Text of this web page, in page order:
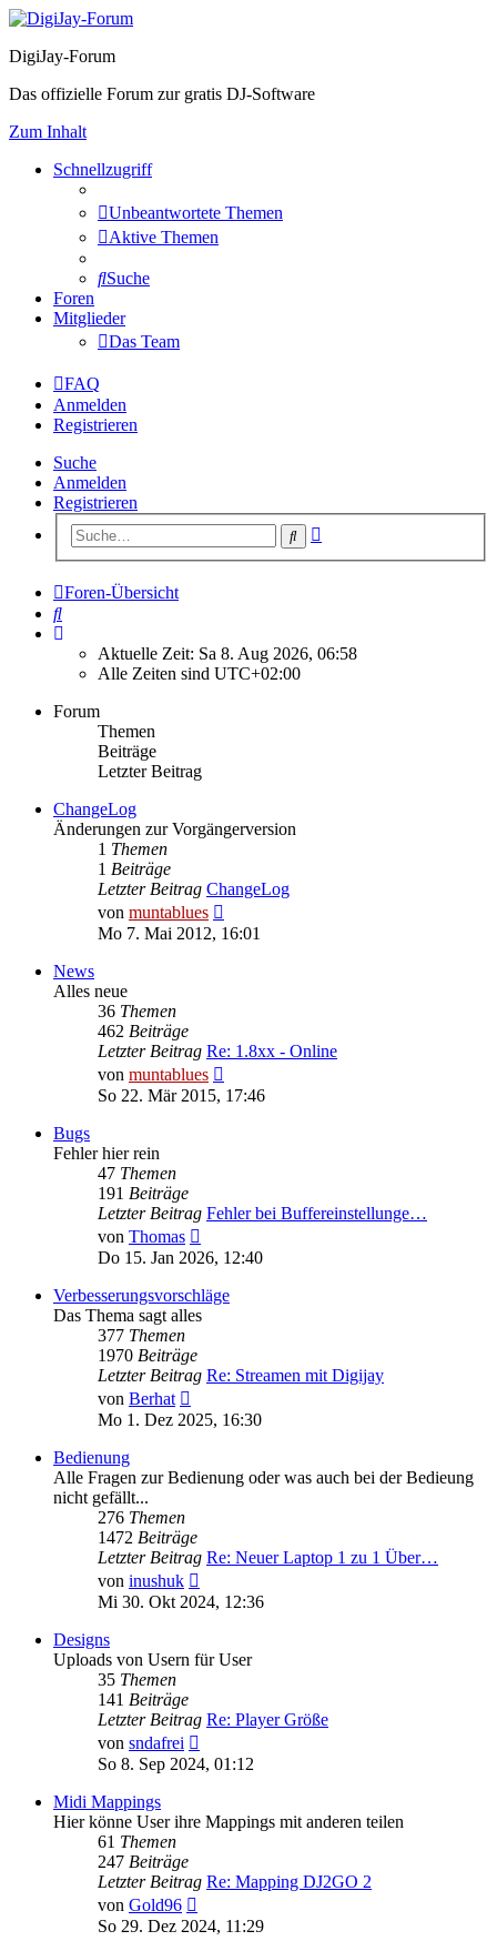
DigiJay-Forum
Das offizielle Forum zur gratis DJ-Software
Zum Inhalt
Schnellzugriff
Unbeantwortete Themen
Aktive Themen
Suche
Foren
Mitglieder
Das Team
FAQ
Anmelden
Registrieren
Suche
Anmelden
Registrieren
Suche
Foren-Übersicht
Suche
Aktuelle Zeit: Sa 8. Aug 2026, 06:58
Alle Zeiten sind UTC+02:00
Forum
Themen
Beiträge
Letzter Beitrag
ChangeLog
Änderungen zur Vorgängerversion
1 Themen
1 Beiträge
Letzter Beitrag ChangeLog
von muntablues
Beitrag
Mo 7. Mai 2012, 16:01
News
Alles neue
36 Themen
462 Beiträge
Letzter Beitrag Re: 1.8xx - Online
von muntablues
Beitrag
So 22. Mär 2015, 17:46
Bugs
Fehler hier rein
47 Themen
191 Beiträge
Letzter Beitrag Fehler bei Buffereinstellunge…
von Thomas
Beitrag
Do 15. Jan 2026, 12:40
Verbesserungsvorschläge
Das Thema sagt alles
377 Themen
1970 Beiträge
Letzter Beitrag Re: Streamen mit Digijay
von Berhat
Beitrag
Mo 1. Dez 2025, 16:30
Bedienung
Alle Fragen zur Bedienung oder was auch bei der Bedieung
nicht gefällt...
276 Themen
1472 Beiträge
Letzter Beitrag Re: Neuer Laptop 1 zu 1 Über…
von inushuk
Beitrag
Mi 30. Okt 2024, 12:36
Designs
Uploads von Usern für User
35 Themen
141 Beiträge
Letzter Beitrag Re: Player Größe
von sndafrei
Beitrag
So 8. Sep 2024, 01:12
Midi Mappings
Hier könne User ihre Mappings mit anderen teilen
61 Themen
247 Beiträge
Letzter Beitrag Re: Mapping DJ2GO 2
von Gold96
Beitrag
So 29. Dez 2024, 11:29